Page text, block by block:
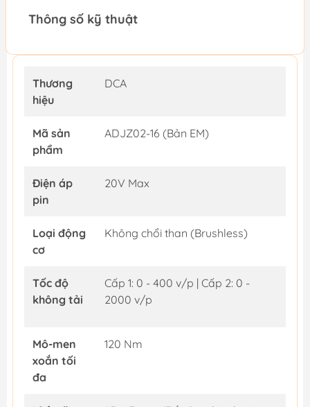
Thông số kỹ thuật
Thương
hiệu
DCA
Mã sản
phẩm
ADJZ02-16 (Bản EM)
Điện áp
pin
20V Max
Loại động
cơ
Không chổi than (Brushless)
Tốc độ
không tải
Cấp 1: 0 - 400 v/p | Cấp 2: 0 -
2000 v/p
Mô-men
xoắn tối
đa
120 Nm